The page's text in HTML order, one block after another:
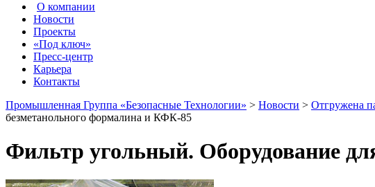
О компании
Новости
Проекты
«Под ключ»
Пресс-центр
Карьера
Контакты
Промышленная Группа «Безопасные Технологии» > Новости > Отгружена
безметанольного формалина и КФК-85
Фильтр угольный. Оборудование